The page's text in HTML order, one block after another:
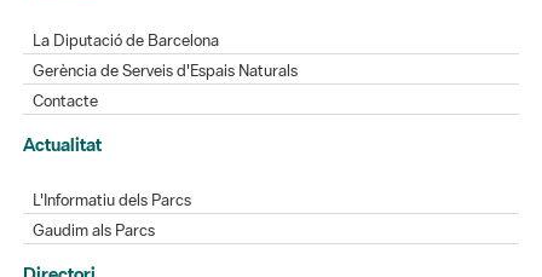
La Diputació de Barcelona
Gerència de Serveis d'Espais Naturals
Contacte
Actualitat
L'Informatiu dels Parcs
Gaudim als Parcs